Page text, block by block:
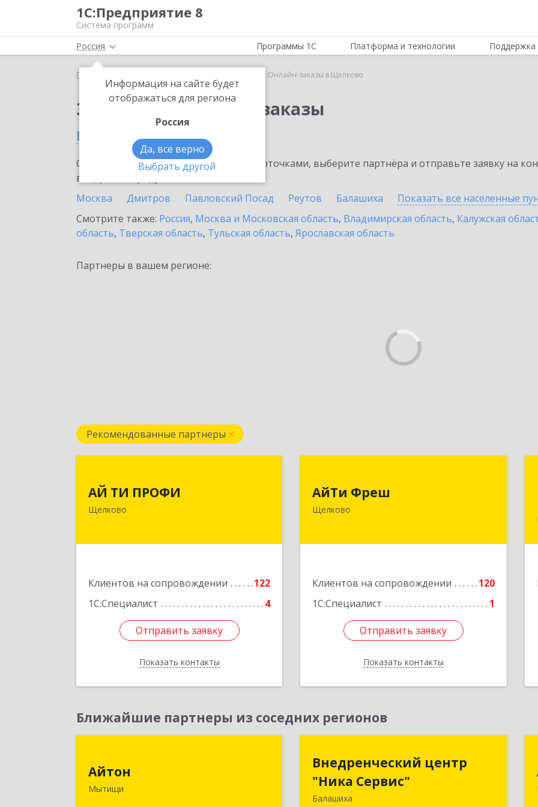
1С:Предприятие 8
Система программ
Россия
Информация на сайте будет
отображаться для региона
Россия
Да, все верно
Выбрать другой
Программы 1С Платформа и технологии Поддержка
Главная 1С:Онлайн-заказы в Щелково
Заказать 1С:Онлайн-заказы
в Щелково
Ознакомьтесь с информационными карточками, выберите партнёра и отправьте заявку на
внедрение продукта.
Москва
Дмитров Павловский Посад Реутов Балашиха Показать все населенные
Смотрите также: Россия, Москва и Московская область, Владимирская область, Калужская
область, Тверская область, Тульская область, Ярославская область
Партнеры в вашем регионе:
Рекомендованные партнеры
АЙ ТИ ПРОФИ
Щелково
Клиентов на сопровождении
122
1С:Специалист
4
Отправить заявку
Показать контакты
Щёлково г, Заводская ул, дом № 1,
Отправить заявку
Назад
АйТи Фреш
Щелково
Клиентов на сопровождении
120
1С:Специалист
1
Отправить заявку
Показать контакты
141100, Московская обл, Щелково г,
Городской округ Щелково, Ленина
Отправить заявку
Назад
Ближайшие партнеры из соседних регионов
Айтон
Мытищи
Олимпийский пр-кт, строение 10,
Внедренческий центр
"Ника Сервис"
Балашиха
Внедренческий центр
"Ника Сервис"
143912, Московская обл, Балашиха г,